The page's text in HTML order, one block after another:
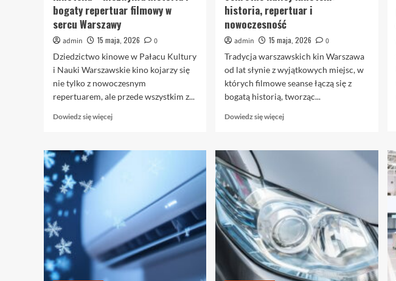
bogaty repertuar filmowy w
sercu Warszawy
admin 15 maja, 2026
0
Dziedzictwo kinowe w Pałacu Kultury
i Nauki Warszawskie kino kojarzy się
nie tylko z nowoczesnym
repertuarem, ale przede wszystkim z...
Dowiedz się więcejDowiedz
o
Kinoteka
–
bogaty
repertuar
filmowy
sercu
historia, repertuar i
nowoczesność
admin 15 maja, 2026
0
Tradycja warszawskich kin Warszawa
od lat słynie z wyjątkowych miejsc, w
których filmowe seanse łączą się z
bogatą historią, tworząc...
Dowiedz się więcejDowiedz
o
historia,
repertuar
i
nowoczesność